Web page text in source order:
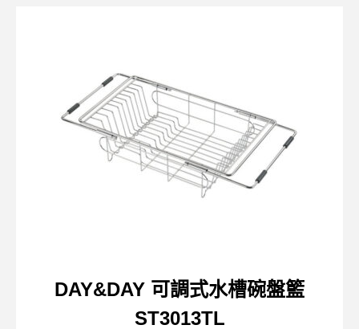
DAY&DAY 可調式水槽碗盤籃
ST3013TL